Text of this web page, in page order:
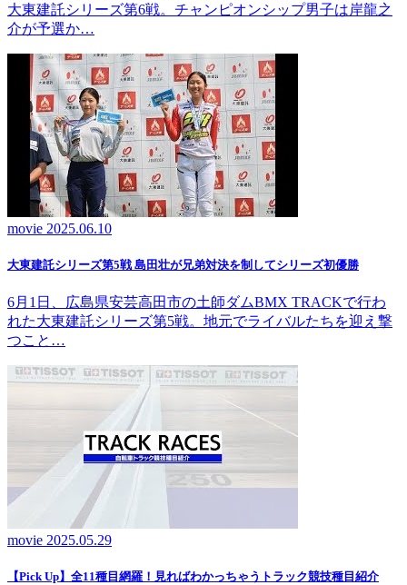
大東建託シリーズ第6戦。チャンピオンシップ男子は岸龍之
介が予選か…
movie 2025.06.10
大東建託シリーズ第5戦 島田壮が兄弟対決を制してシリーズ初優勝
6月1日、広島県安芸高田市の土師ダムBMX TRACKで行わ
れた大東建託シリーズ第5戦。地元でライバルたちを迎え撃
つこと…
movie 2025.05.29
【Pick Up】全11種目網羅！見ればわかっちゃうトラック競技種目紹介